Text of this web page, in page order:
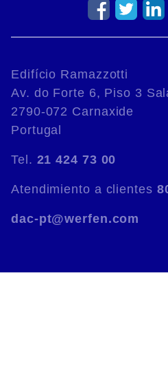
Edifício Ramazzotti
Av. do Forte 6, Piso 3
2790-072 Carnaxide
Portugal
Tel. 21 424 73 00
Atendimiento a clientes
dac-pt@werfen.com